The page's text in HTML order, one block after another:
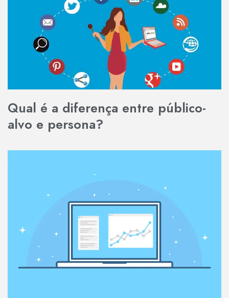
Qual é a diferença entre público-
alvo e persona?